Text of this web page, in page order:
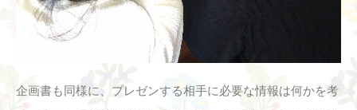
企画書も同様に、プレゼンする相手に必要な情報は何かを考